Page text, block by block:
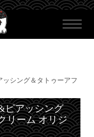
ッシング＆タトゥーアフ
ピアッシング
リーム オリジ